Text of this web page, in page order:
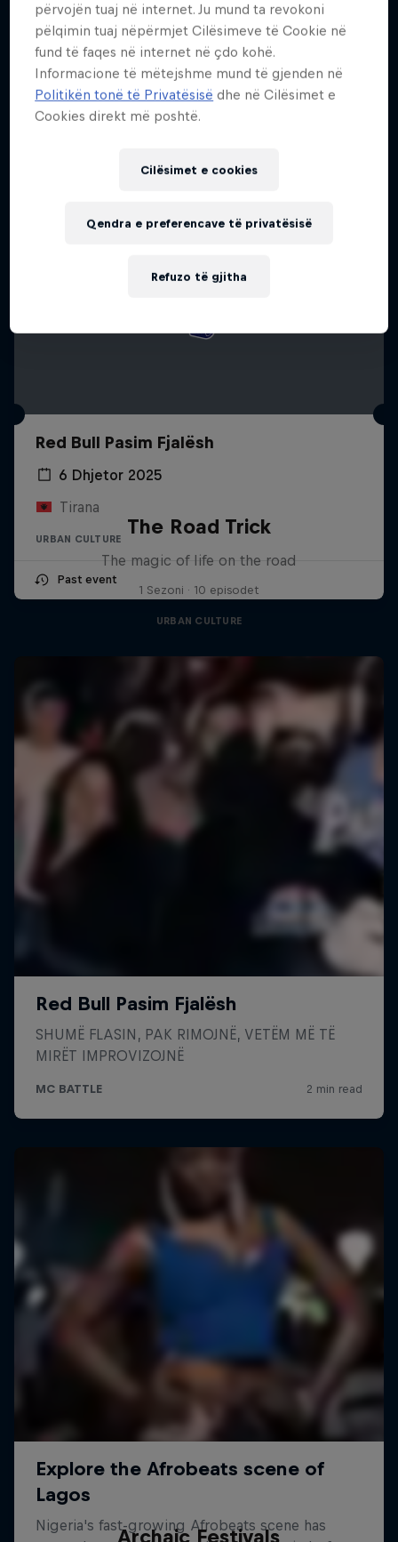
Më shumë si kjo
Outstanding street performers bring cities to
life
1 Sezoni · 6 episodet
URBAN CULTURE
Red Bull Pasim Fjalësh
6 Dhjetor 2025
Tirana
URBAN CULTURE
Past event
The Road Trick
The magic of life on the road
1 Sezoni · 10 episodet
URBAN CULTURE
Archaic Festivals
përvojën tuaj në internet. Ju mund ta revokoni
pëlqimin tuaj nëpërmjet Cilësimeve të Cookie në
fund të faqes në internet në çdo kohë.
Informacione të mëtejshme mund të gjenden në
Politikën tonë të Privatësisë dhe në Cilësimet e
Cookies direkt më poshtë.
Cilësimet e cookies
Refuzo të gjitha
Qendra e preferencave të privatësisë